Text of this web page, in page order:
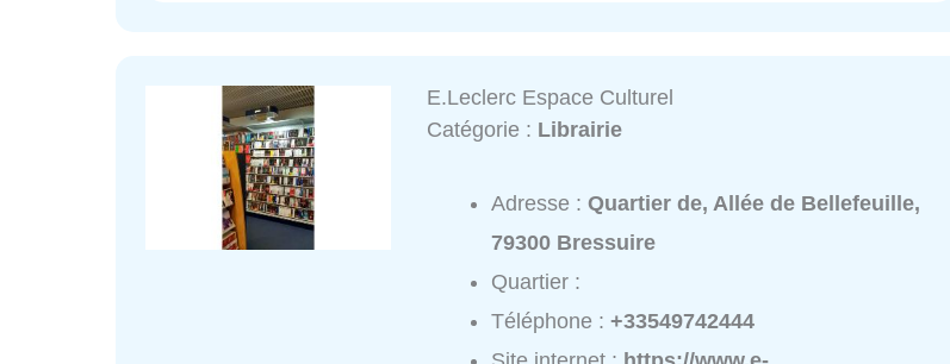
E.Leclerc Espace Culturel
Catégorie : Librairie
Adresse :Quartier de, Allée de Bellefeuille,
79300 Bressuire
Quartier :
Téléphone :+33549742444